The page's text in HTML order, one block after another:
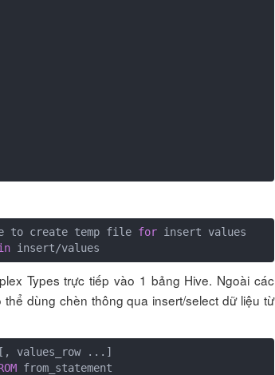
to create temp file for insert values
Types trực tiếp vào 1 bảng Hive. Ngoài các
dùng chèn thông qua insert/select dữ liệu từ